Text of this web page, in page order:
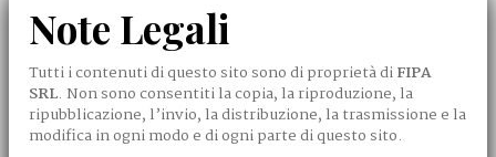
Note Legali
Tutti i contenuti di questo sito sono di proprietà diFIPA
SRL. Non sono consentiti la copia, la riproduzione, la
ripubblicazione, l’invio, la distribuzione, la trasmissione e la
modifica in ogni modo e di ogni parte di questo sito.